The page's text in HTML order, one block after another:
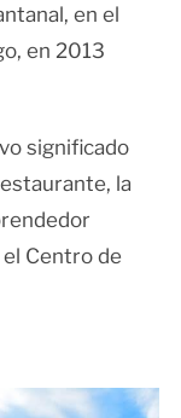
en el
en 2013
significado
la
el Centro de